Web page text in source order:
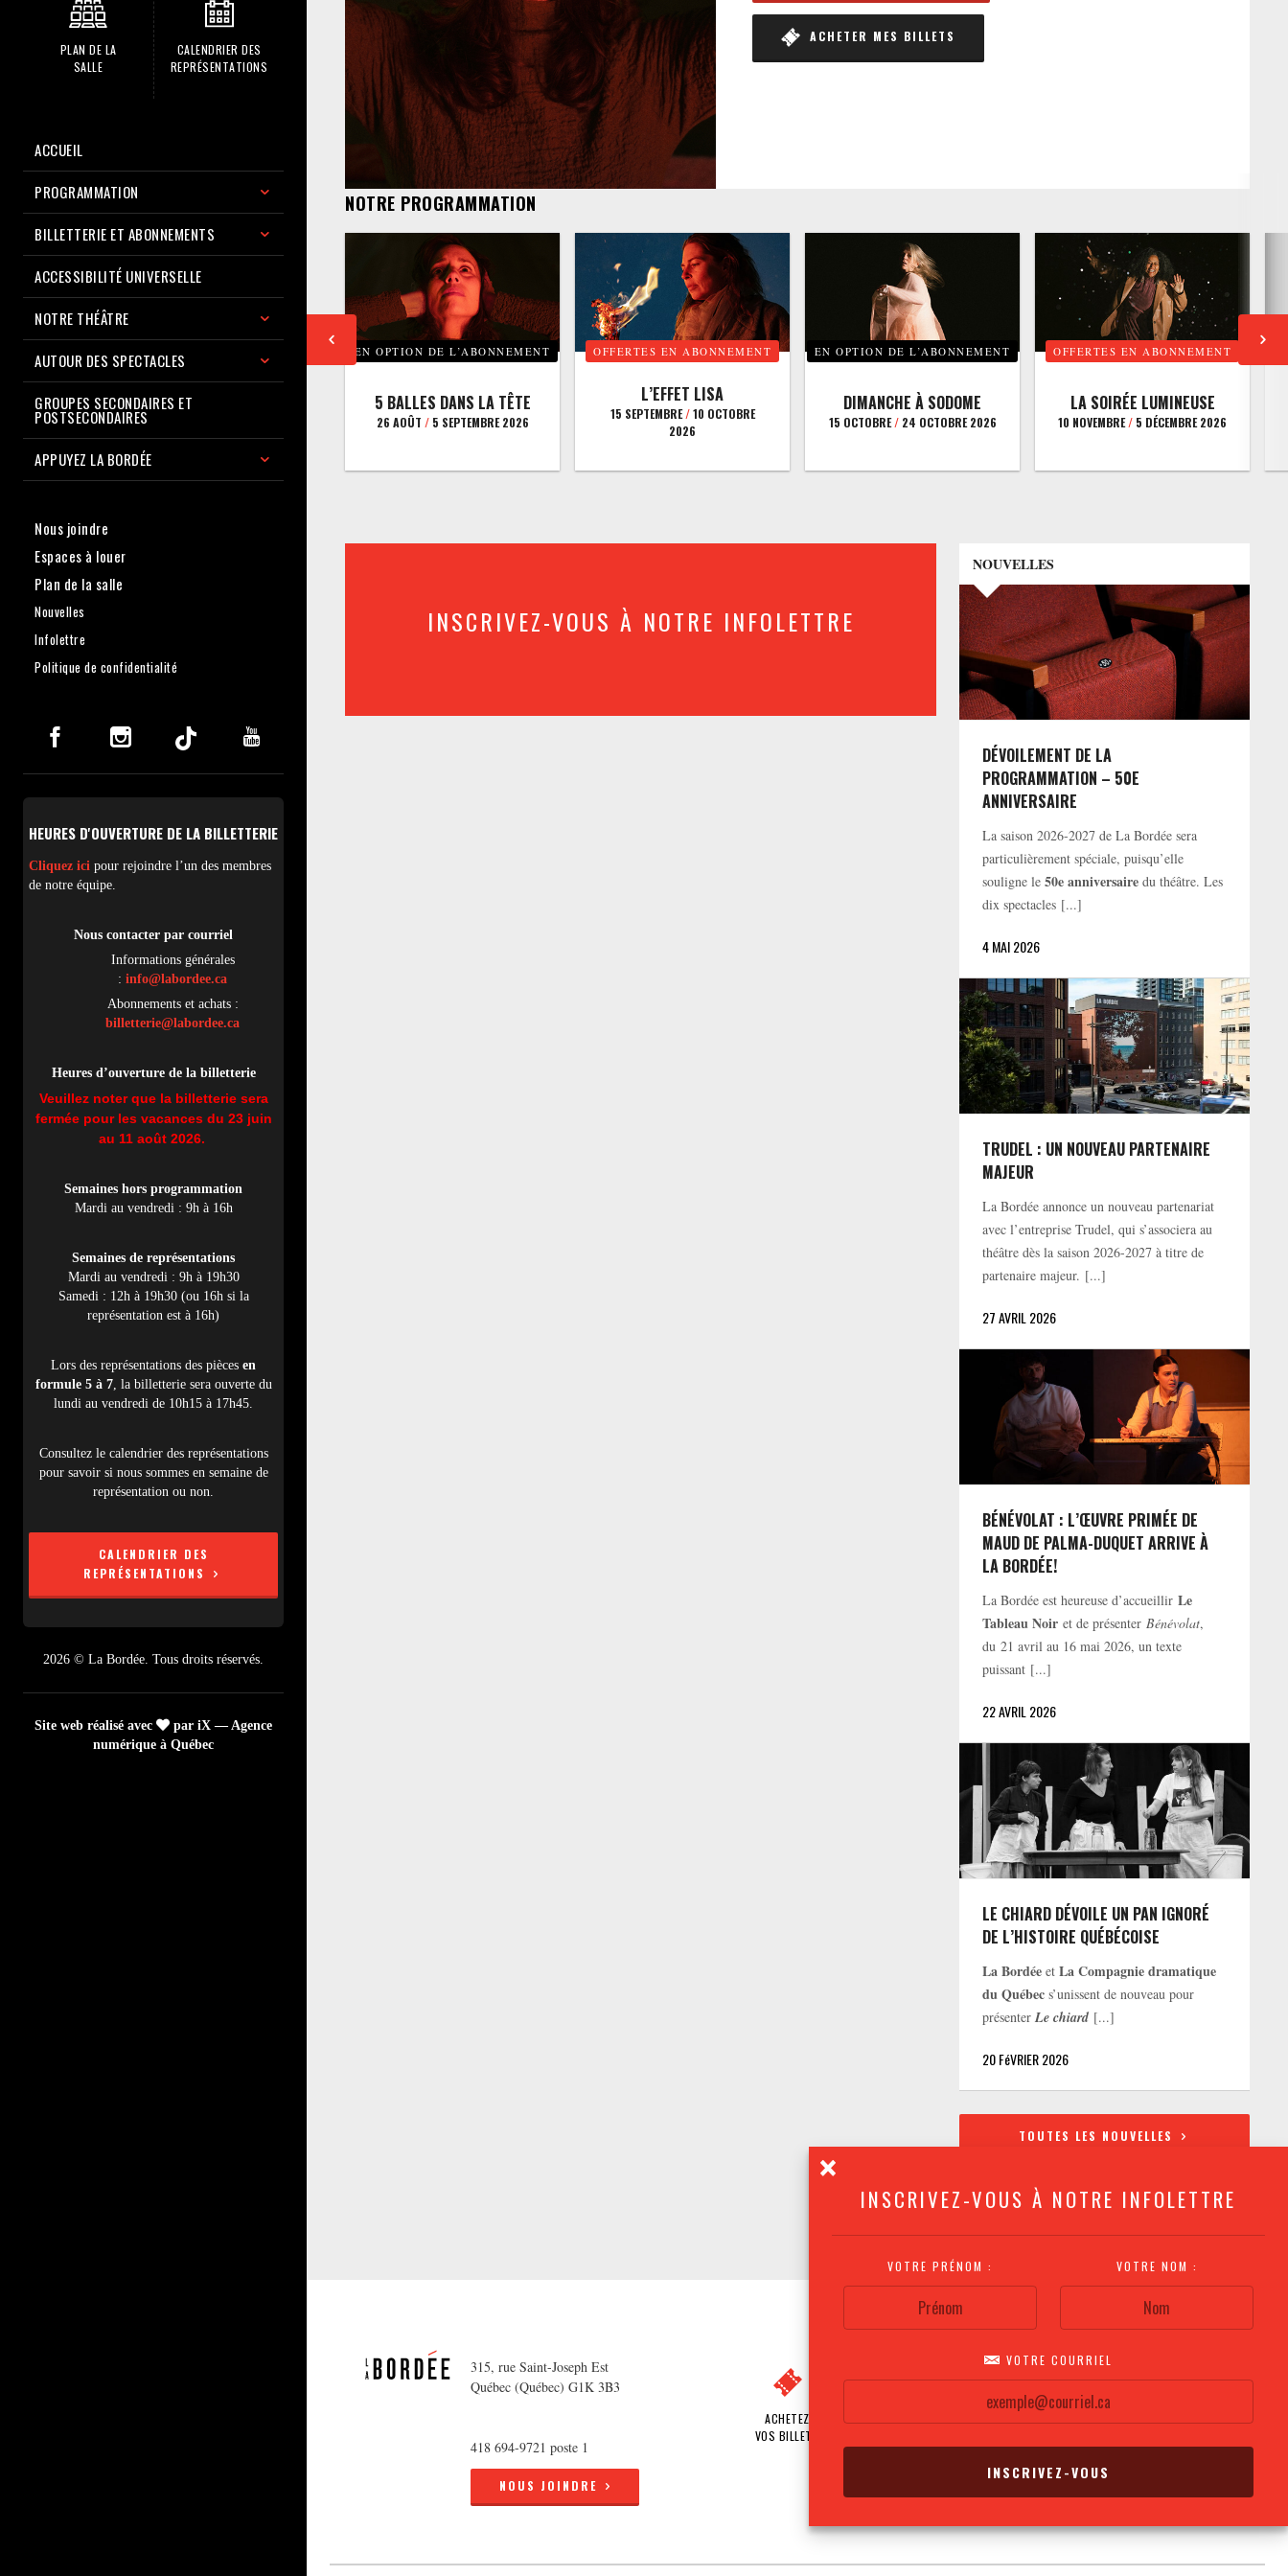
INSCRIVEZ-VOUS À NOTRE INFOLETTRE
VOTRE PRÉNOM : VOTRE NOM :
VOTRE COURRIEL
PLAN DE LA
SALLE
CALENDRIER DES
REPRÉSENTATIONS
ACCUEIL
PROGRAMMATION
BILLETTERIE ET ABONNEMENTS
ACCESSIBILITÉ UNIVERSELLE
NOTRE THÉÂTRE
AUTOUR DES SPECTACLES
GROUPES SECONDAIRES ET
POSTSECONDAIRES
APPUYEZ LA BORDÉE
Nous joindre
Espaces à louer
Plan de la salle
Nouvelles
Infolettre
Politique de confidentialité
HEURES D'OUVERTURE DE LA BILLETTERIE
Cliquez ici pour rejoindre l’un des membres
de notre équipe.
Nous contacter par courriel
Informations générales
: info@labordee.ca
Abonnements et achats :
billetterie@labordee.ca
Heures d’ouverture de la billetterie
Veuillez noter que la billetterie sera
fermée pour les vacances du 23 juin
au 11 août 2026.
Semaines hors programmation
Mardi au vendredi : 9h à 16h
Semaines de représentations
Mardi au vendredi : 9h à 19h30
Samedi : 12h à 19h30 (ou 16h si la
représentation est à 16h)
Lors des représentations des pièces en
formule 5 à 7, la billetterie sera ouverte du
lundi au vendredi de 10h15 à 17h45.
Consultez le calendrier des représentations
pour savoir si nous sommes en semaine de
représentation ou non.
CALENDRIER DES
REPRÉSENTATIONS
2026 © La Bordée. Tous droits réservés.
Site web réalisé avec
par iX — Agence
numérique à Québec
ACHETER MES BILLETS
NOTRE PROGRAMMATION
EN OPTION DE L’ABONNEMENT
5 BALLES DANS LA TÊTE
26 AOÛT /5 SEPTEMBRE 2026
OFFERTES EN ABONNEMENT
L’EFFET LISA
15 SEPTEMBRE/10 OCTOBRE
2026
EN OPTION DE L’ABONNEMENT
DIMANCHE À SODOME
15 OCTOBRE/24 OCTOBRE 2026
OFFERTES EN ABONNEMENT
LA SOIRÉE LUMINEUSE
10 NOVEMBRE/ 5 DÉCEMBRE 2026
INSCRIVEZ-VOUS À NOTRE INFOLETTRE
NOUVELLES
DÉVOILEMENT DE LA
PROGRAMMATION – 50E
ANNIVERSAIRE
La saison 2026-2027 de La Bordée sera
particulièrement spéciale, puisqu’elle
souligne le50e anniversaire du théâtre. Les
dix spectacles [...]
4 MAI 2026
TRUDEL : UN NOUVEAU PARTENAIRE
MAJEUR
La Bordée annonce un nouveau partenariat
avec l’entreprise Trudel, qui s’associera au
théâtre dès la saison 2026-2027 à titre de
partenaire majeur. [...]
27 AVRIL 2026
BÉNÉVOLAT : L’ŒUVRE PRIMÉE DE
MAUD DE PALMA-DUQUET ARRIVE À
LA BORDÉE!
La Bordée est heureuse d’accueillirLe
Tableau Noir et de présenterBénévolat,
du 21 avril au 16 mai 2026, un texte
puissant [...]
22 AVRIL 2026
LE CHIARD DÉVOILE UN PAN IGNORÉ
DE L’HISTOIRE QUÉBÉCOISE
La Bordée etLa Compagnie dramatique
du Québec s’unissent de nouveau pour
présenterLe chiard [...]
20 FéVRIER 2026
TOUTES LES NOUVELLES
315, rue Saint-Joseph Est
Québec (Québec) G1K 3B3
418 694-9721 poste 1
NOUS JOINDRE
ACHETEZ
VOS BILLETS